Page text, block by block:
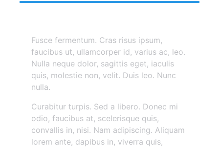
Fusce fermentum. Cras risus ipsum,
faucibus ut, ullamcorper id, varius ac, leo.
Nulla neque dolor, sagittis eget, iaculis
quis, molestie non, velit. Duis leo. Nunc
nulla.
Curabitur turpis. Sed a libero. Donec mi
odio, faucibus at, scelerisque quis,
convallis in, nisi. Nam adipiscing. Aliquam
lorem ante, dapibus in, viverra quis,